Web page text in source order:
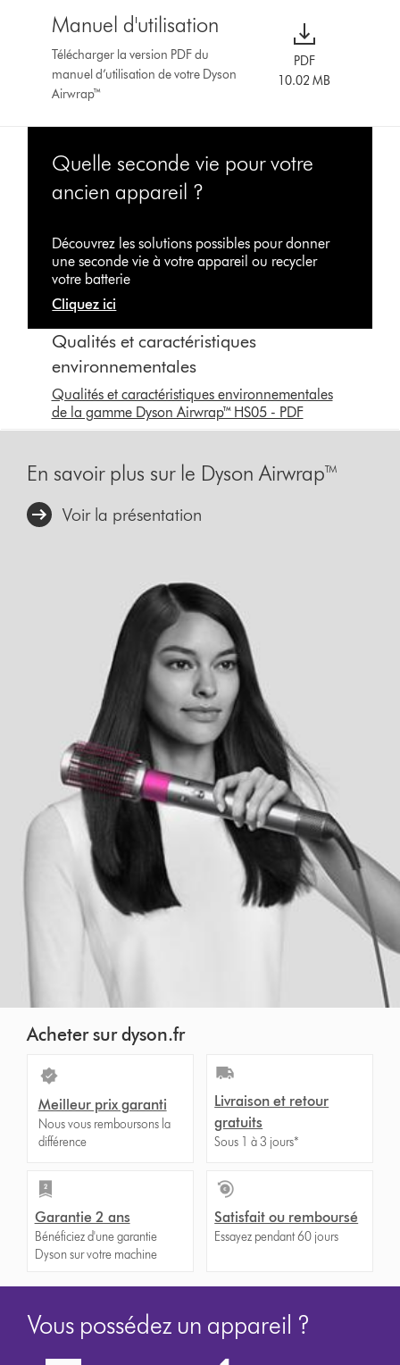
Manuel d'utilisation
Télécharger la version PDF du
manuel d’utilisation de votre Dyson
Airwrap™
PDF
10.02 MB
Quelle seconde vie pour votre
ancien appareil ?
Découvrez les solutions possibles pour donner
une seconde vie à votre appareil ou recycler
votre batterie
Cliquez ici
Qualités et caractéristiques
environnementales
Qualités et caractéristiques environnementales
de la gamme Dyson Airwrap™ HS05 - PDF
En savoir plus sur le Dyson Airwrap™
Voir la présentation
Acheter sur dyson.fr
Meilleur prix garanti
Nous vous remboursons la
différence
Livraison et retour
gratuits
Sous 1 à 3 jours*
Garantie 2 ans
Bénéficiez d'une garantie
Dyson sur votre machine
Satisfait ou remboursé
Essayez pendant 60 jours
Vous possédez un appareil ?